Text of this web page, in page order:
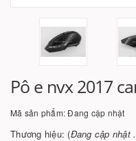
Pô e nvx 2017
Mã sản phẩm:Đang cập nhật
Thương hiệu: (Đang cập nhật